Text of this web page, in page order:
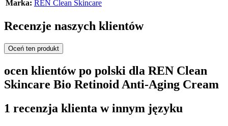
Marka: REN Clean Skincare
Recenzje naszych klientów
Oceń ten produkt
ocen klientów po polski dla REN Clean
Skincare Bio Retinoid Anti-Aging Cream
1 recenzja klienta w innym języku